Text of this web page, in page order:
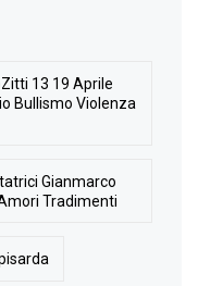
13 19 Aprile
Bullismo Violenza
Gianmarco
Tradimenti